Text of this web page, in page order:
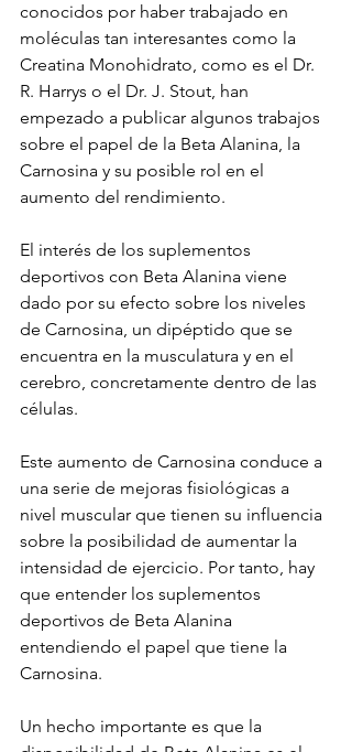
conocidos por haber trabajado en
moléculas tan interesantes como la
Creatina Monohidrato, como es el Dr.
R. Harrys o el Dr. J. Stout, han
empezado a publicar algunos trabajos
sobre el papel de la Beta Alanina, la
Carnosina y su posible rol en el
aumento del rendimiento.
El interés de los suplementos
deportivos con Beta Alanina viene
dado por su efecto sobre los niveles
de Carnosina, un dipéptido que se
encuentra en la musculatura y en el
cerebro, concretamente dentro de las
células.
Este aumento de Carnosina conduce a
una serie de mejoras fisiológicas a
nivel muscular que tienen su influencia
sobre la posibilidad de aumentar la
intensidad de ejercicio. Por tanto, hay
que entender los suplementos
deportivos de Beta Alanina
entendiendo el papel que tiene la
Carnosina.
Un hecho importante es que la